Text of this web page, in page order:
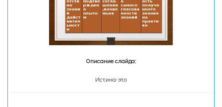
Описание слайда:
Истина-это